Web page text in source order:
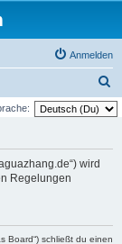
Anmelden
u
wird
Regelungen
Board“) schließt du einen